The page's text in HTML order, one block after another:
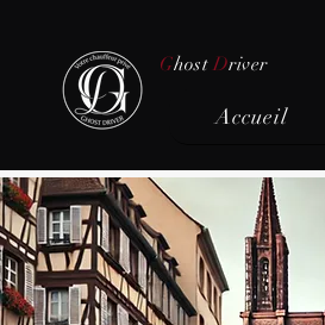
Ghost Driver
Accueil